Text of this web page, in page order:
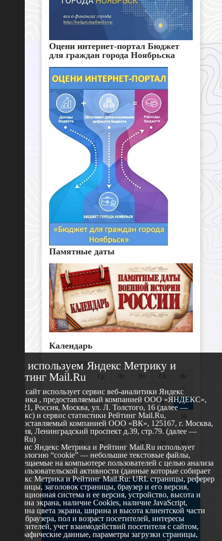
Оцени интернет-портал Бюджет
для граждан города Ноябрьска
Памятные даты
Календарь
«Август 2026 »
Пн
Вт Ср Чт Пт Сб
Вс
1
2
3
4 5 6 7 8
9
10
11 12 13 14 15
16
17
18 19 20 21 22
23
24
25 26 27 28 29
30
31
О сайте
629802 г. Ноябрьск, ул. Республики, 49
Телефон: +7 (3496) 35-37-49
E-mail: udsm@noyabrsk.yanao.ru
Мы используем Яндекс Метрику и
Рейтинг Mail.Ru
Этот сайт использует сервис веб-аналитики Яндекс
Метрика , предоставляемый компанией ООО «ЯНДЕКС»,
119021, Россия, Москва, ул. Л. Толстого, 16 (далее —
Яндекс) и сервис статистики Рейтинг Mail.Ru,
предоставляемый компанией ООО «ВК», 125167, г. Москва,
Россия, Ленинградский проспект д.39, стр.79. (далее —
Mail.Ru)
Сервис Яндекс Метрика и Рейтинг Mail.Ru использует
технологию “cookie” — небольшие текстовые файлы,
размещаемые на компьютере пользователей с целью анализа
их пользовательской активности (данные которые собирает
Яндекс Метрика и Рейтинг Mail.Ru: URL страницы, реферер
страницы, заголовок страницы, браузер и его версия,
операционная система и ее версия, устройство, высота и
ширина экрана, наличие Cookies, наличие JavaScript,
глубина цвета экрана, ширина и высота клиентской части
окна браузера, пол и возраст посетителей, интересы
посетителей, учет взаимодействий посетителя с сайтом,
географические данные, параметры загрузки страницы,